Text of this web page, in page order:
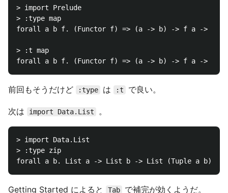
> import Prelude
> :type map
forall a b f. (Functor f) => (a -> b) -> f a -> f b
> :t map
前回もそうだけど :type は :t で良い。
次は import Data.List 。
> import Data.List
> :type zip
Getting Started によると Tab で補完が効くようだ。